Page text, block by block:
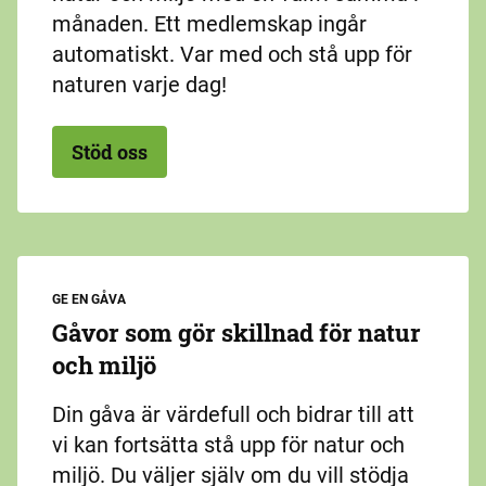
månaden. Ett medlemskap ingår
automatiskt. Var med och stå upp för
naturen varje dag!
Stöd oss
GE EN GÅVA
Gåvor som gör skillnad för natur
och miljö
Din gåva är värdefull och bidrar till att
vi kan fortsätta stå upp för natur och
miljö. Du väljer själv om du vill stödja